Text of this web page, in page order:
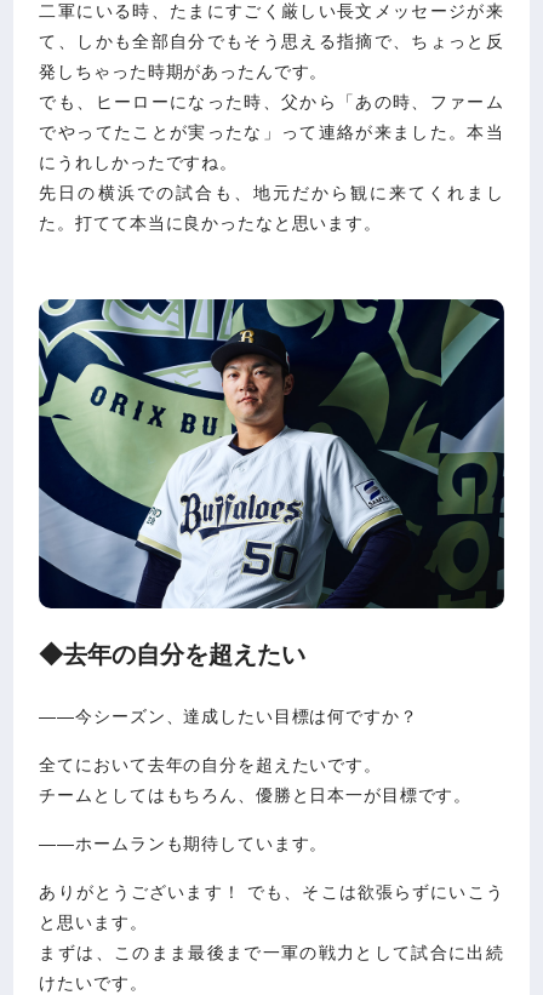
二軍にいる時、たまにすごく厳しい長文メッセージが来
て、しかも全部自分でもそう思える指摘で、ちょっと反
発しちゃった時期があったんです。
でも、ヒーローになった時、父から「あの時、ファーム
でやってたことが実ったな」って連絡が来ました。本当
にうれしかったですね。
先日の横浜での試合も、地元だから観に来てくれまし
た。打てて本当に良かったなと思います。
◆去年の自分を超えたい
――今シーズン、達成したい目標は何ですか？
全てにおいて去年の自分を超えたいです。
チームとしてはもちろん、優勝と日本一が目標です。
――ホームランも期待しています。
ありがとうございます！ でも、そこは欲張らずにいこう
と思います。
まずは、このまま最後まで一軍の戦力として試合に出続
けたいです。